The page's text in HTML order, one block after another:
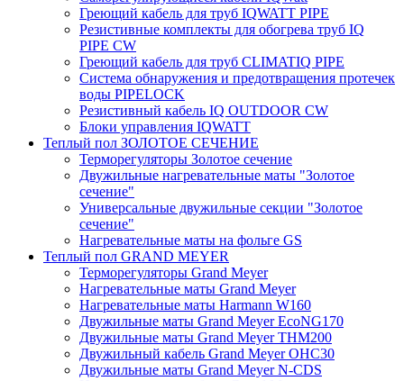
Греющий кабель для труб IQWATT PIPE
Резистивные комплекты для обогрева труб IQ
PIPE CW
Греющий кабель для труб CLIMATIQ PIPE
Система обнаружения и предотвращения протечек
воды PIPELOCK
Резистивный кабель IQ OUTDOOR CW
Блоки управления IQWATT
Теплый пол ЗОЛОТОЕ СЕЧЕНИЕ
Терморегуляторы Золотое сечение
Двужильные нагревательные маты "Золотое
сечение"
Универсальные двужильные секции "Золотое
сечение"
Нагревательные маты на фольге GS
Теплый пол GRAND MEYER
Терморегуляторы Grand Meyer
Нагревательные маты Grand Meyer
Нагревательные маты Harmann W160
Двужильные маты Grand Meyer EcoNG170
Двужильные маты Grand Meyer THM200
Двужильный кабель Grand Meyer OHC30
Двужильные маты Grand Meyer N-CDS